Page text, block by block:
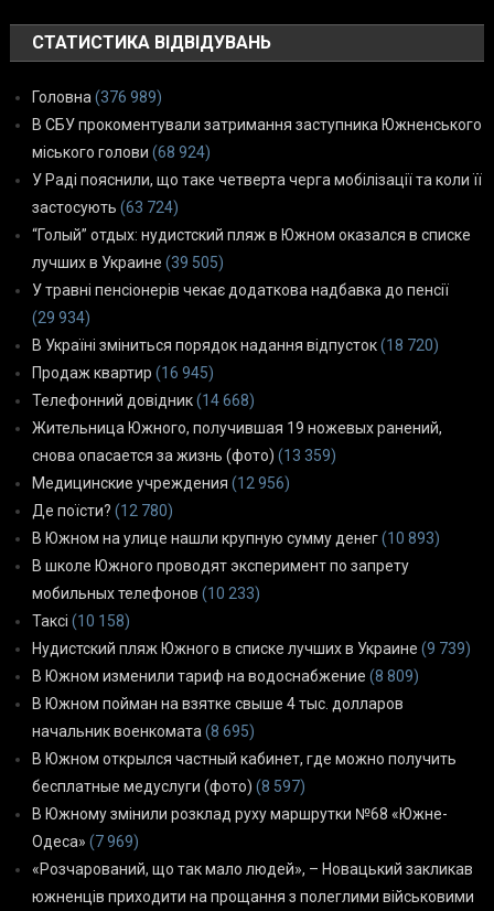
СТАТИСТИКА ВІДВІДУВАНЬ
Головна(376 989)
В СБУ прокоментували затримання заступника Южненського
міського голови (68 924)
У Раді пояснили, що таке четверта черга мобілізації та коли її
застосують (63 724)
“Голый” отдых: нудистский пляж в Южном оказался в списке
лучших в Украине (39 505)
У травні пенсіонерів чекає додаткова надбавка до пенсії
(29 934)
В Україні зміниться порядок надання відпусток(18 720)
Продаж квартир (16 945)
Телефонний довідник(14 668)
Жительница Южного, получившая 19 ножевых ранений,
снова опасается за жизнь (фото) (13 359)
Медицинские учреждения (12 956)
Де поїсти? (12 780)
В Южном на улице нашли крупную сумму денег(10 893)
В школе Южного проводят эксперимент по запрету
мобильных телефонов (10 233)
Таксі (10 158)
Нудистский пляж Южного в списке лучших в Украине (9 739)
В Южном изменили тариф на водоснабжение (8 809)
В Южном пойман на взятке свыше 4 тыс. долларов
начальник военкомата(8 695)
В Южном открылся частный кабинет, где можно получить
бесплатные медуслуги (фото) (8 597)
В Южному змінили розклад руху маршрутки №68 «Южне-
Одеса» (7 969)
«Розчарований, що так мало людей», – Новацький закликав
южненців приходити на прощання з полеглими військовими